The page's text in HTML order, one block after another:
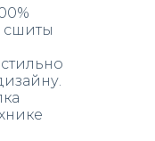
сшиты